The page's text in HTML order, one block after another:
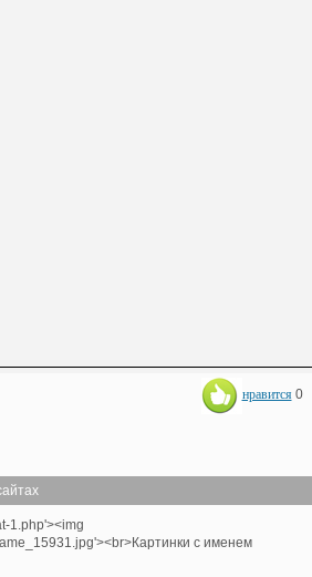
нравится 0
1.php'><img
с именем